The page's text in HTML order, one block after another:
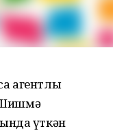
агентлыҡ
Шишмә
үткән